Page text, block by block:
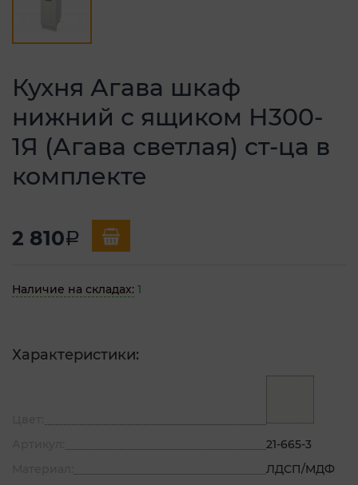
Кухня Агава шкаф
нижний с ящиком Н300-
1Я (Агава светлая) ст-ца в
комплекте
2 810a
Наличие на складах: 1
Характеристики:
21-665-3
ЛДСП/МДФ